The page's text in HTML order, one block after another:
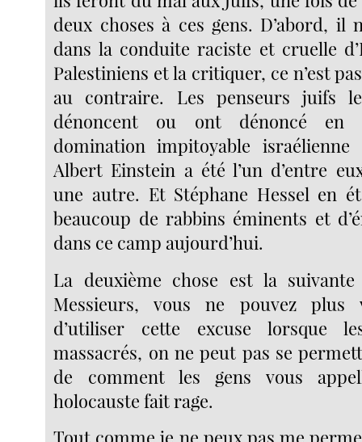
deux choses à ces gens. D’abord, il
dans la conduite raciste et cruelle
Palestiniens et la critiquer, ce n’est
au contraire. Les penseurs juifs
dénoncent ou ont dénoncé en
domination impitoyable israélienne
Albert Einstein a été l’un d’entre
une autre. Et Stéphane Hessel en
beaucoup de rabbins éminents et
dans ce camp aujourd’hui.
La deuxième chose est la
Messieurs, vous ne pouvez plus
d’utiliser cette excuse lorsque
massacrés, on ne peut pas se
de comment les gens vous
holocauste fait rage.